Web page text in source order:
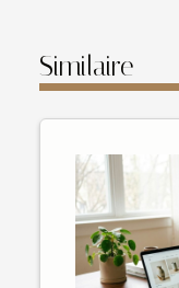
Similaire